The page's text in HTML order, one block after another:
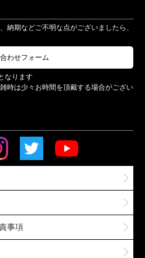
納期などご不明な点がございましたら、
わせフォーム
なります
時は少々お時間を頂戴する場合がござい
事項